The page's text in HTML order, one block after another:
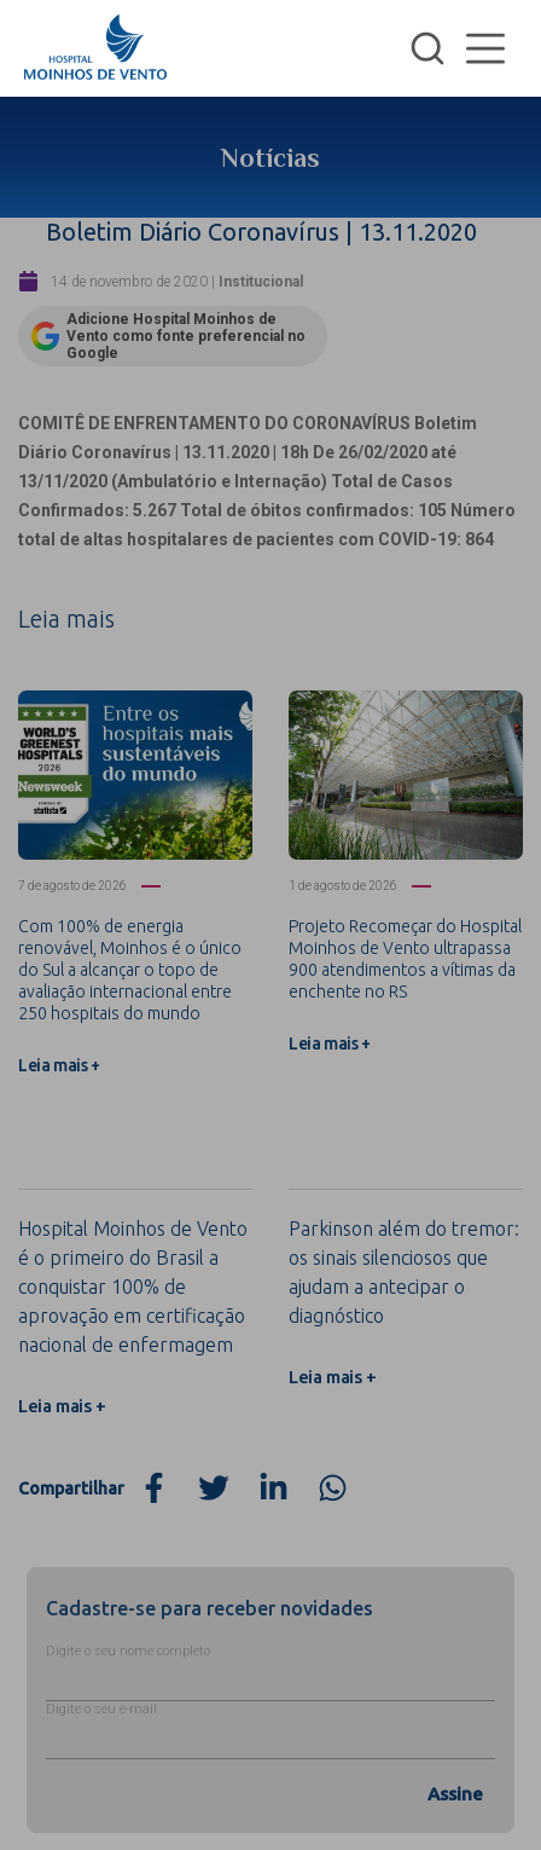
Notícias
Boletim Diário Coronavírus | 13.11.2020
14 de novembro de 2020 | Institucional
Adicione Hospital Moinhos de
Vento como fonte preferencial no
Google
COMITÊ DE ENFRENTAMENTO DO CORONAVÍRUS Boletim
Diário Coronavírus | 13.11.2020 | 18h De 26/02/2020 até
13/11/2020 (Ambulatório e Internação) Total de Casos
Confirmados: 5.267 Total de óbitos confirmados: 105 Número
total de altas hospitalares de pacientes com COVID-19: 864
Leia mais
7 de agosto de 2026
Com 100% de energia
renovável, Moinhos é o único
do Sul a alcançar o topo de
avaliação internacional entre
250 hospitais do mundo
Leia mais +
1 de agosto de 2026
Projeto Recomeçar do Hospital
Moinhos de Vento ultrapassa
900 atendimentos a vítimas da
enchente no RS
Leia mais +
Hospital Moinhos de Vento
é o primeiro do Brasil a
conquistar 100% de
aprovação em certificação
nacional de enfermagem
Leia mais +
Parkinson além do tremor:
os sinais silenciosos que
ajudam a antecipar o
diagnóstico
Leia mais +
Compartilhar
Cadastre-se para receber novidades
Digite o seu nome completo
Digite o seu e-mail
Assine